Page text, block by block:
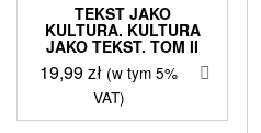
TEKST JAKO
KULTURA. KULTURA
JAKO TEKST. TOM II
19,99zł (w tym 5%
VAT)